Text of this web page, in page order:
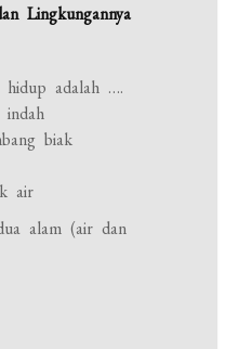
Lingkungannya
hidup adalah ….
biak
air
alam (air dan